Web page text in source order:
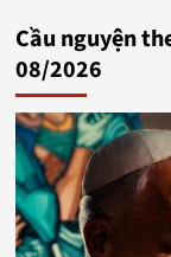
Cầu nguyện
08/2026